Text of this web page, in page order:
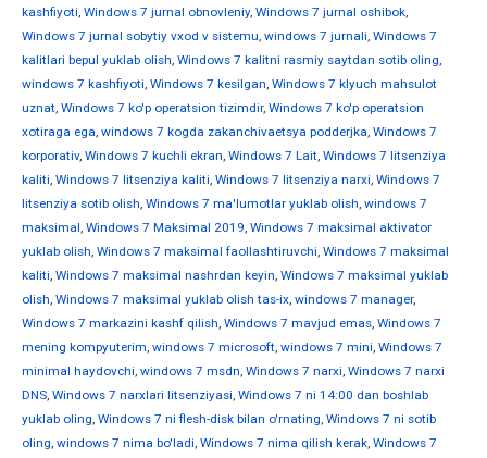
kashfiyoti, Windows 7 jurnal obnovleniy, Windows 7 jurnal oshibok,
Windows 7 jurnal sobytiy vxod v sistemu, windows 7 jurnali, Windows 7
kalitlari bepul yuklab olish, Windows 7 kalitni rasmiy saytdan sotib oling,
windows 7 kashfiyoti, Windows 7 kesilgan, Windows 7 klyuch mahsulot
uznat, Windows 7 ko'p operatsion tizimdir, Windows 7 ko'p operatsion
xotiraga ega, windows 7 kogda zakanchivaetsya podderjka, Windows 7
korporativ, Windows 7 kuchli ekran, Windows 7 Lait, Windows 7 litsenziya
kaliti, Windows 7 litsenziya kaliti, Windows 7 litsenziya narxi, Windows 7
litsenziya sotib olish, Windows 7 ma'lumotlar yuklab olish, windows 7
maksimal, Windows 7 Maksimal 2019, Windows 7 maksimal aktivator
yuklab olish, Windows 7 maksimal faollashtiruvchi, Windows 7 maksimal
kaliti, Windows 7 maksimal nashrdan keyin, Windows 7 maksimal yuklab
olish, Windows 7 maksimal yuklab olish tas-ix, windows 7 manager,
Windows 7 markazini kashf qilish, Windows 7 mavjud emas, Windows 7
mening kompyuterim, windows 7 microsoft, windows 7 mini, Windows 7
minimal haydovchi, windows 7 msdn, Windows 7 narxi, Windows 7 narxi
DNS, Windows 7 narxlari litsenziyasi, Windows 7 ni 14:00 dan boshlab
yuklab oling, Windows 7 ni flesh-disk bilan o'rnating, Windows 7 ni sotib
oling, windows 7 nima bo'ladi, Windows 7 nima qilish kerak, Windows 7